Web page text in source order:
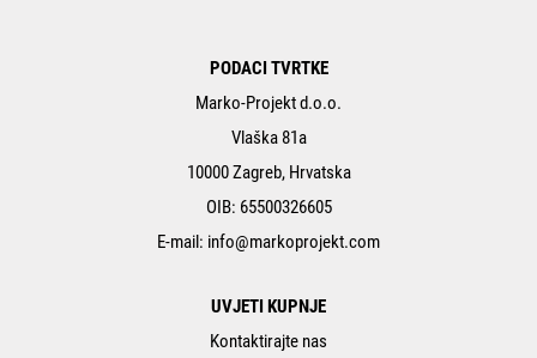
PODACI TVRTKE
Marko-Projekt d.o.o.
Vlaška 81a
10000 Zagreb, Hrvatska
OIB: 65500326605
E-mail: info@markoprojekt.com
UVJETI KUPNJE
Kontaktirajte nas